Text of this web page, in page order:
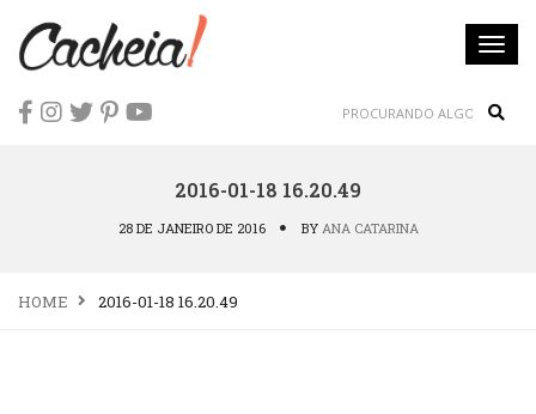
2016-01-18 16.20.49
28 DE JANEIRO DE 2016 BY ANA CATARINA
HOME 2016-01-18 16.20.49